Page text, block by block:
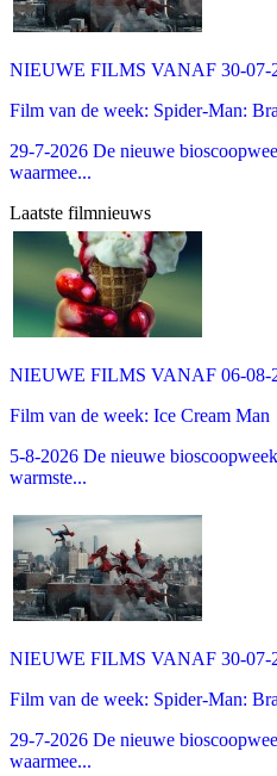
NIEUWE FILMS VANAF 30-07-
Film van de week: Spider-Man:
29-7-2026 De nieuwe
waarmee...
Laatste filmnieuws
NIEUWE FILMS VANAF 06-08-
Film van de week: Ice Cream Man
5-8-2026 De nieuwe
warmste...
NIEUWE FILMS VANAF 30-07-
Film van de week: Spider-Man:
29-7-2026 De nieuwe
waarmee...